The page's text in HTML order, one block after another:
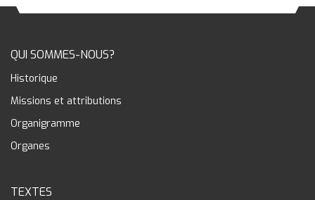
QUI SOMMES-NOUS?
Historique
Missions et attributions
Organigramme
Organes
TEXTES